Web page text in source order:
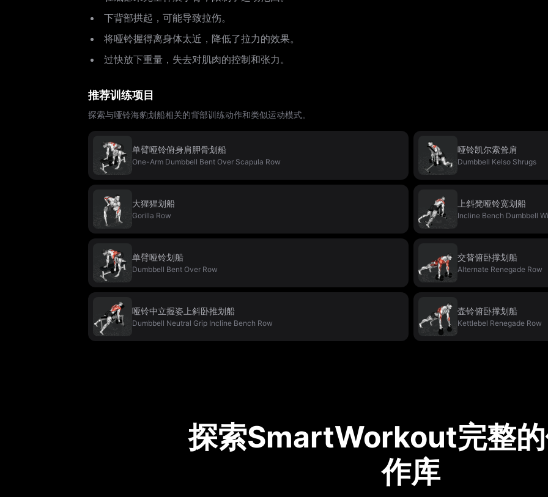
下背部拱起，可能导致拉伤。
将哑铃握得离身体太近，降低了拉力的效果。
过快放下重量，失去对肌肉的控制和张力。
推荐训练项目
探索与哑铃海豹划船相关的背部训练动作和类似运动模式。
单臂哑铃俯身肩胛骨划船
One-Arm Dumbbell Bent Over Scapula Row
哑铃凯尔索耸肩
Dumbbell Kelso Shrugs
大猩猩划船
Gorilla Row
上斜凳哑铃宽划船
Incline Bench Dumbbell
单臂哑铃划船
Dumbbell Bent Over Row
交替俯卧撑划船
Alternate Renegade Row
哑铃中立握姿上斜卧推划船
Dumbbell Neutral Grip Incline Bench Row
壶铃俯卧撑划船
Kettlebel Renegade Row
探索SmartWorkout完整
作库